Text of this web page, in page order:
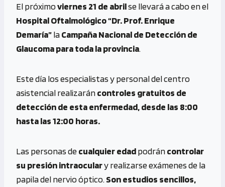
b
o
o
se
n
g
py
Li
n
gr
a
m
at
s
A
p
El próximoviernes 21 de abrilse llevará a cabo en el
Hospital Oftalmológico “Dr. Prof. Enrique
Demaría”laCampaña Nacional de Detección de
Glaucoma para toda la provincia.
Este día los especialistas y personal del centro
asistencial realizaráncontroles gratuitos de
detección de esta enfermedad, desde las 8:00
hasta las 12:00 horas.
Las personas decualquier edadpodráncontrolar
su presión intraoculary realizarse exámenes de la
papila del nervio óptico. Son estudios sencillos,